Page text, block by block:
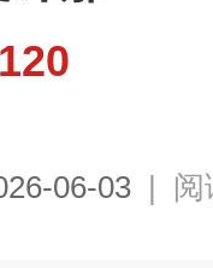
06-03 | 阅